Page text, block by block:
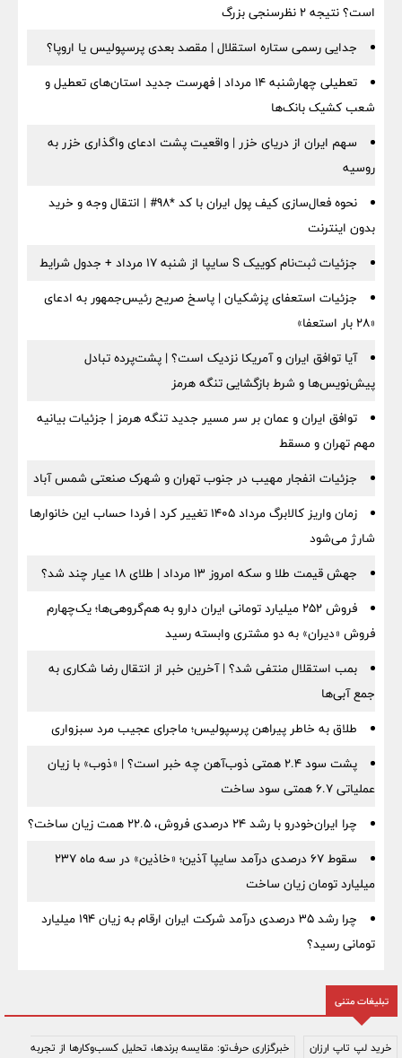
است؟ نتیجه ۲ نظرسنجی بزرگ
جدایی رسمی ستاره استقلال | مقصد بعدی پرسپولیس یا اروپا؟
تعطیلی چهارشنبه ۱۴ مرداد | فهرست جدید استان‌های تعطیل و
شعب کشیک بانک‌ها
سهم ایران از دریای خزر | واقعیت پشت ادعای واگذاری خزر به
روسیه
نحوه فعال‌سازی کیف پول ایران با کد *98# | انتقال وجه و خرید
بدون اینترنت
جزئیات ثبت‌نام کوییک S سایپا از شنبه ۱۷ مرداد + جدول شرایط
جزئیات استعفای پزشکیان | پاسخ صریح رئیس‌جمهور به ادعای
«۲۸ بار استعفا»
آیا توافق ایران و آمریکا نزدیک است؟ | پشت‌پرده تبادل
پیش‌نویس‌ها و شرط بازگشایی تنگه هرمز
توافق ایران و عمان بر سر مسیر جدید تنگه هرمز | جزئیات بیانیه
مهم تهران و مسقط
جزئیات انفجار مهیب در جنوب تهران و شهرک صنعتی شمس آباد
زمان واریز کالابرگ مرداد ۱۴۰۵ تغییر کرد | فردا حساب این خانوارها
شارژ می‌شود
جهش قیمت طلا و سکه امروز ۱۳ مرداد | طلای ۱۸ عیار چند شد؟
فروش ۲۵۲ میلیارد تومانی ایران دارو به هم‌گروهی‌ها؛ یک‌چهارم
فروش «دیران» به دو مشتری وابسته رسید
بمب استقلال منتفی شد؟ | آخرین خبر از انتقال رضا شکاری به
جمع آبی‌ها
طلاق به خاطر پیراهن پرسپولیس؛ ماجرای عجیب مرد سبزواری
پشت سود ۲.۴ همتی ذوب‌آهن چه خبر است؟ | «ذوب» با زیان
عملیاتی ۶.۷ همتی سود ساخت
چرا ایران‌خودرو با رشد ۲۴ درصدی فروش، ۲۲.۵ همت زیان ساخت؟
سقوط ۶۷ درصدی درآمد سایپا آذین؛ «خاذین» در سه ماه ۲۳۷
میلیارد تومان زیان ساخت
چرا رشد ۳۵ درصدی درآمد شرکت ایران ارقام به زیان ۱۹۴ میلیارد
تومانی رسید؟
تبلیغات متنی
خرید لپ تاپ ارزان خبرگزاری حرف‌تو: مقایسه برندها، تحلیل کسب‌وکارها از تجربه